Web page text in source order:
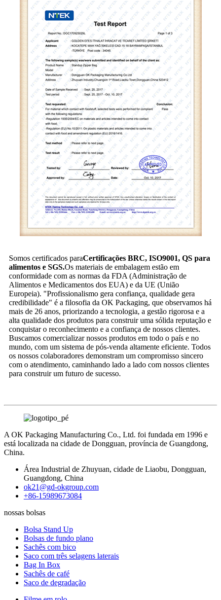
Somos certificados paraCertificações BRC, ISO9001, QS para
alimentos e SGS.Os materiais de embalagem estão em
conformidade com as normas da FDA (Administração de
Alimentos e Medicamentos dos EUA) e da UE (União
Europeia). "Profissionalismo gera confiança, qualidade gera
credibilidade" é a filosofia da OK Packaging, que observamos há
mais de 26 anos, priorizando a tecnologia, a gestão rigorosa e a
alta qualidade dos produtos para construir uma sólida reputação e
conquistar o reconhecimento e a confiança de nossos clientes.
Buscamos comercializar nossos produtos em todo o país e no
mundo, com um sistema de pós-venda altamente eficiente. Todos
os nossos colaboradores demonstram um compromisso sincero
com o atendimento, caminhando lado a lado com nossos clientes
para construir um futuro de sucesso.
A OK Packaging Manufacturing Co., Ltd. foi fundada em 1996 e
está localizada na cidade de Dongguan, província de Guangdong,
China.
Área Industrial de Zhuyuan, cidade de Liaobu, Dongguan,
Guangdong, China
ok21@gd-okgroup.com
+86-15989673084
nossas bolsas
Bolsa Stand Up
Bolsas de fundo plano
Sachês com bico
Saco com três selagens laterais
Bag In Box
Sachês de café
Saco de degradação